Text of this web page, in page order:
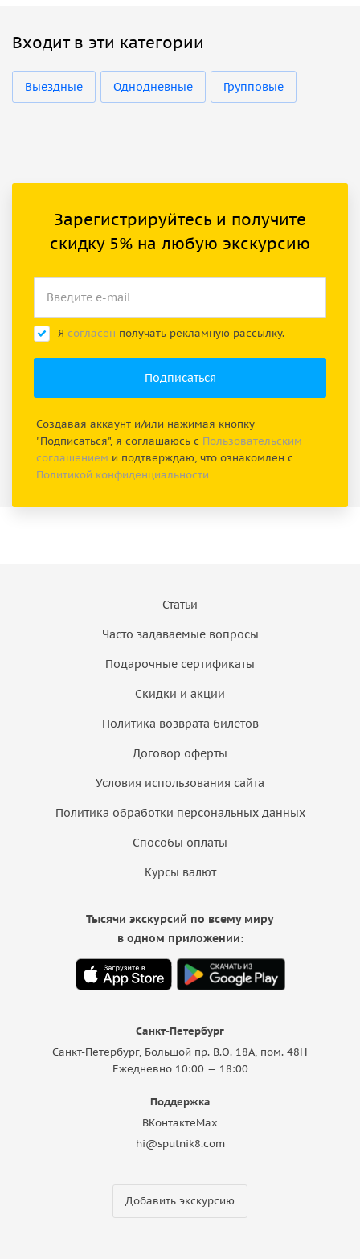
Входит в эти категории
Выездные Однодневные Групповые
Зарегистрируйтесь и получите
скидку 5% на любую экскурсию
Я согласен получать рекламную рассылку.
Создавая аккаунт и/или нажимая кнопку
"Подписаться", я соглашаюсь с Пользовательским
соглашением и подтверждаю, что ознакомлен с
Политикой конфиденциальности
Статьи
Часто задаваемые вопросы
Подарочные сертификаты
Скидки и акции
Политика возврата билетов
Договор оферты
Условия использования сайта
Политика обработки персональных данных
Способы оплаты
Курсы валют
Санкт-Петербург
Санкт-Петербург, Большой пр. В.О. 18A, пом. 48Н
Ежедневно 10:00 — 18:00
Поддержка
ВКонтактеMax
hi@sputnik8.com
Добавить экскурсию
Тысячи экскурсий по всему миру
в одном приложении: